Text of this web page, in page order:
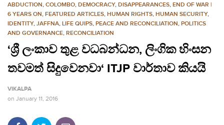
ABDUCTION, COLOMBO, DEMOCRACY, DISAPPEARANCES, END OF WAR |
6 YEARS ON, FEATURED ARTICLES, HUMAN RIGHTS, HUMAN SECURITY,
IDENTITY, JAFFNA, LIFE QUIPS, PEACE AND RECONCILIATION, POLITICS
AND GOVERNANCE, RECONCILIATION
‘ශ්‍රී ලංකාව තුළ වධබන්ධන, ලිංගික හිංසන
තවමත් සිදුවෙනවා‘ ITJP වාර්තාව කියයි
VIKALPA
on January 11, 2016